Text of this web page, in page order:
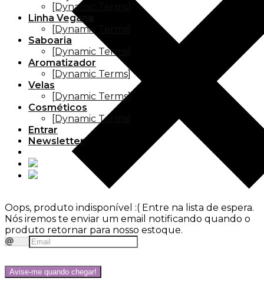
[Dynamic Terms]
Linha Vegana
[Dynamic Terms]
Saboaria
[Dynamic Terms]
Aromatizador
[Dynamic Terms]
Velas
[Dynamic Terms]
Cosméticos
[Dynamic Terms]
Entrar
Newsletter
Oops, produto indisponível :( Entre na lista de espera.
Nós iremos te enviar um email notificando quando o
produto retornar para nosso estoque.
Avise-me quando chegar!